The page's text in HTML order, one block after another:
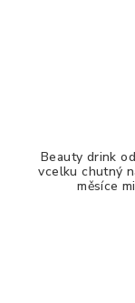
Beauty drink
vcelku chutný
měsíce